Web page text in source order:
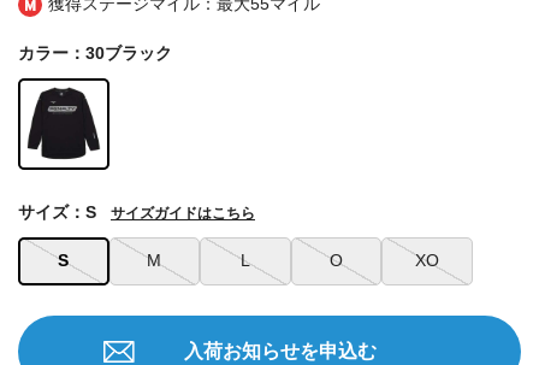
カラー：30ブラック
S M L O XO
サイズ：S サイズガイドはこちら
入荷お知らせを申込む